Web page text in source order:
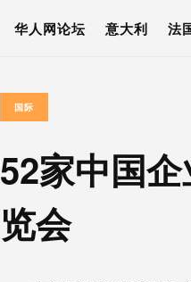
华人网论坛 意大利 法
国际
52家中国
览会